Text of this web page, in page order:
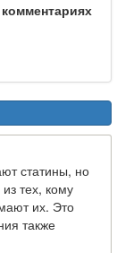
статины, но
тех, кому
их. Это
также